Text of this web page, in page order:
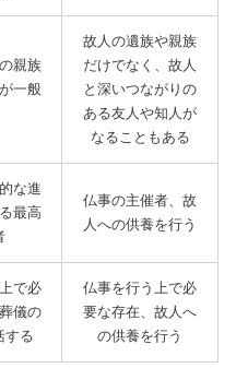
親族
一般
故人の遺族や親族
だけでなく、故人
と深いつながりの
ある友人や知人が
なることもある
な進
最高
仏事の主催者、故
人への供養を行う
で必
儀の
する
仏事を行う上で必
要な存在、故人へ
の供養を行う